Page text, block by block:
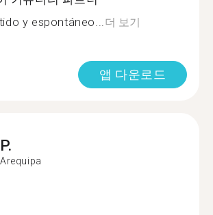
y espontáneo...더 보기
앱 다운로드
P.
Arequipa